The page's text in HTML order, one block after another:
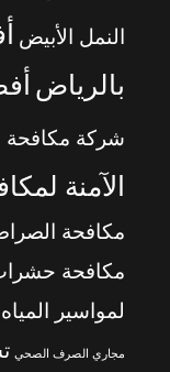
النمل الأبيض
بالرياض
شركة
الآمنة
مكافحة
مكافحة
لمواسير المياه
مجاري الصرف الصحي